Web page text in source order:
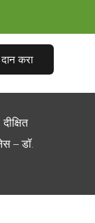
दान करा
दीक्षित
– डॉ.